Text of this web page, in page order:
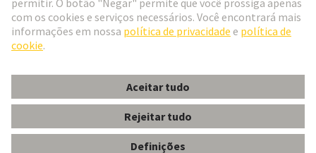
Portugal Português
© Grupo de Tecnologia HARTING
ImprimirPolítica de Privacidade
Termos de Utilização